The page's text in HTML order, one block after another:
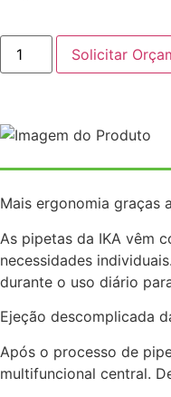
Solicitar
Mais ergonomia graças
As pipetas da IKA vêm
necessidades
durante o uso diário
Ejeção descomplicada
Após o processo de
multifuncional central.